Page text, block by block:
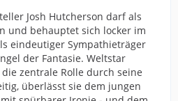
Josh Hutcherson darf als
und behauptet sich locker im
eindeutiger Sympathieträger
der Fantasie. Weltstar
zentrale Rolle durch seine
überlässt sie dem jungen